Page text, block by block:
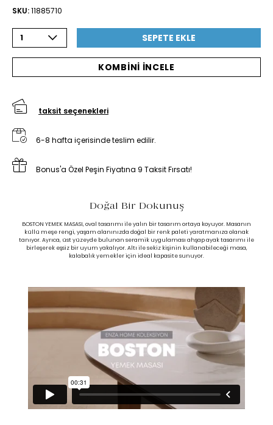
SKU:11885710
1 SEPETE EKLE
KOMBİNİ İNCELE
taksit seçenekleri
6-8 hafta içerisinde teslim edilir.
Bonus'a Özel Peşin Fiyatına 9 Taksit Fırsatı!
Doğal Bir Dokunuş
BOSTON YEMEK MASASI, oval tasarımı ile yalın bir tasarım ortaya koyuyor. Masanın
küllü meşe rengi, yaşam alanınızda doğal bir renk paleti yaratmanıza olanak
tanıyor. Ayrıca, üst yüzeyde bulunan seramik uygulaması ahşap ayak tasarımı ile
birleşerek eşsiz bir uyum yakalıyor. Altı ile sekiz kişinin kullanabileceği masa,
kalabalık yemekler için ideal kapasite sunuyor.